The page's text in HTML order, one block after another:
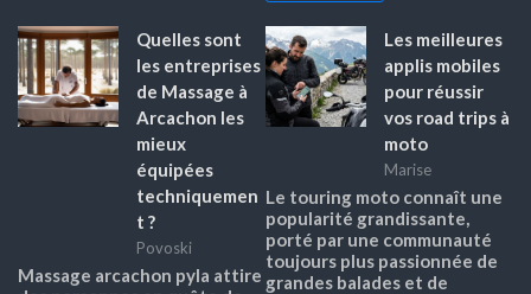
Quelles sont
les entreprises
de Massage à
Arcachon les
mieux
équipées
techniquemen
t ?
Povoski
Massage arcachon pyla attire
Les meilleures
applis mobiles
pour réussir
vos road trips à
moto
Marise
Le touring moto connaît une
popularité grandissante,
porté par une communauté
toujours plus passionnée de
grandes balades et de